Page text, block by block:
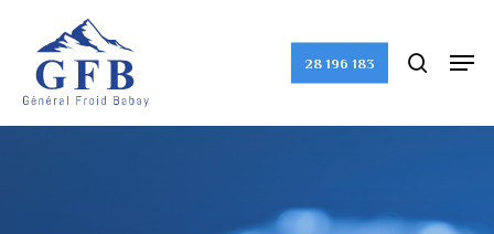
main
28 196 183
Close